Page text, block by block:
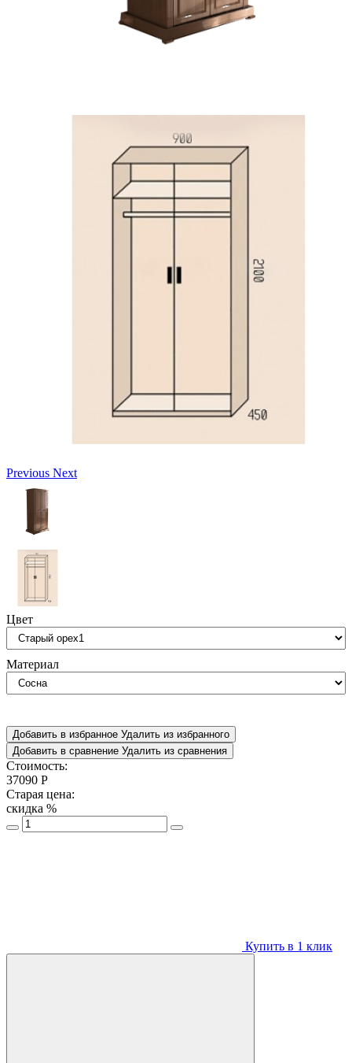
Previous Next
Цвет
Материал
Добавить в избранное Удалить из избранного
Добавить в сравнение Удалить из сравнения
Стоимость:
37090 Р
Старая цена:
скидка %
Купить в 1 клик